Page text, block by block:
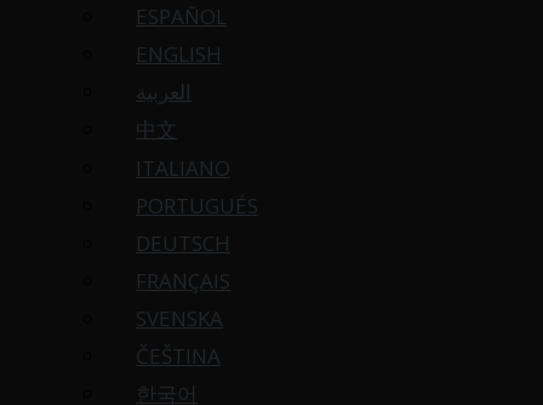
ESPAÑOL
ENGLISH
العربية
中文
ITALIANO
PORTUGUÉS
DEUTSCH
FRANÇAIS
SVENSKA
ČEŠTINA
한국어